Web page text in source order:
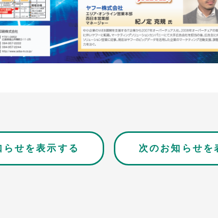
らせを表示する 次のお知らせを